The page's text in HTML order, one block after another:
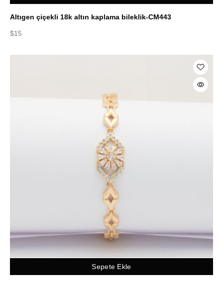
Altıgen çiçekli 18k altın kaplama bileklik-CM443
$15
Sepete Ekle